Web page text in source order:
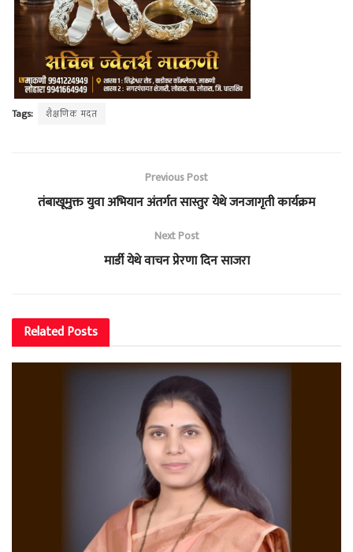
Tags: शैक्षणिक मदत
Previous Post
तंबाखूमुक्त युवा अभियान अंतर्गत सास्तुर येथे जनजागृती कार्यक्रम
Next Post
मार्डी येथे वाचन प्रेरणा दिन साजरा
RelatedPosts